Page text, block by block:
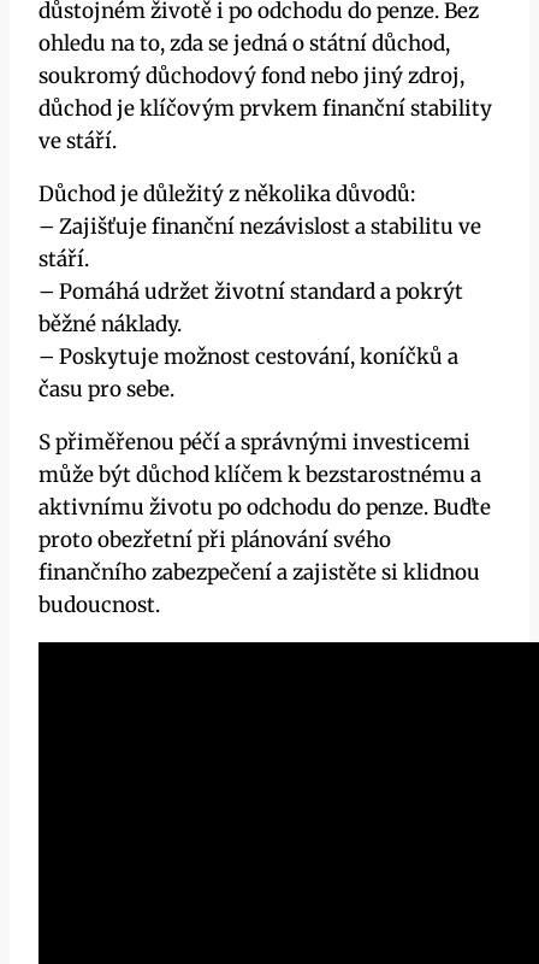
důstojném životě i po odchodu do penze. Bez
ohledu na to, zda se jedná o státní důchod,
soukromý důchodový fond nebo jiný zdroj,
důchod je klíčovým prvkem finanční stability
ve stáří.
Důchod je důležitý z několika důvodů:
– Zajišťuje finanční nezávislost a stabilitu ve
stáří.
– Pomáhá udržet životní standard a pokrýt
běžné náklady.
– Poskytuje možnost cestování, koníčků a
času pro sebe.
S přiměřenou péčí a správnými investicemi
může být důchod klíčem k bezstarostnému a
aktivnímu životu po odchodu do penze. Buďte
proto obezřetní při plánování svého
finančního zabezpečení a zajistěte si klidnou
budoucnost.